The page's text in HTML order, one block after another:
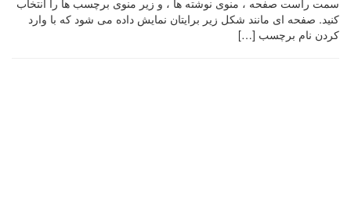
کنید. صفحه ای مانند شکل زیر برایتان نمایش داده می شود که با وارد
کردن نام برچسب […]